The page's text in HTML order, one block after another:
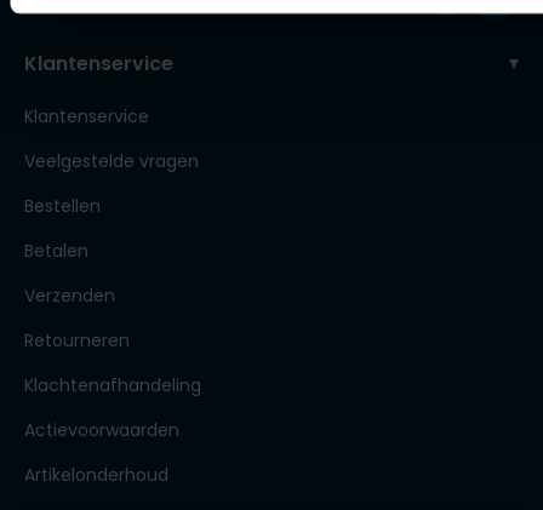
Klantenservice
Klantenservice
Veelgestelde vragen
Bestellen
Betalen
Verzenden
Retourneren
Klachtenafhandeling
Actievoorwaarden
Artikelonderhoud